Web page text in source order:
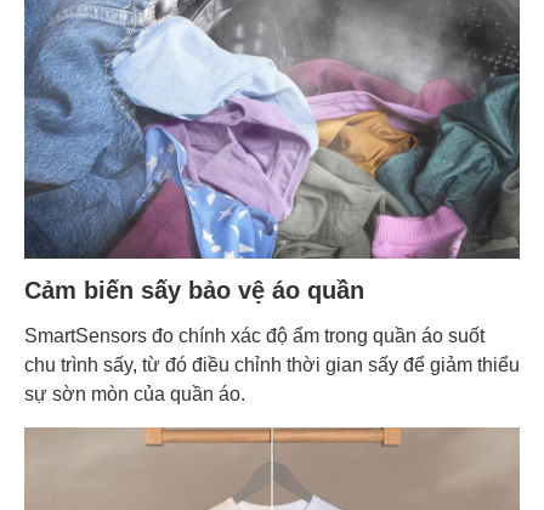
Cảm biến sấy bảo vệ áo quần
SmartSensors đo chính xác độ ẩm trong quần áo suốt
chu trình sấy, từ đó điều chỉnh thời gian sấy để giảm thiểu
sự sờn mòn của quần áo.